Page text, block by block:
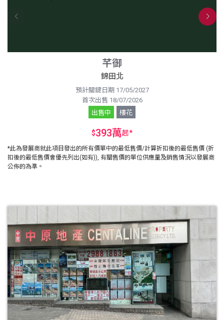
芊御
錦田北
預計關鍵日期 17/05/2027
首次出售 18/07/2026
出售中
樓花
$393萬起*
*此為發展商就此項目發出的所有價單中的最低售價/計算折扣後的最低售價 (折
扣後的最低售價會優先列出(如有)), 有關售價的單位供應量及銷售情況以發展商
公佈的為準。